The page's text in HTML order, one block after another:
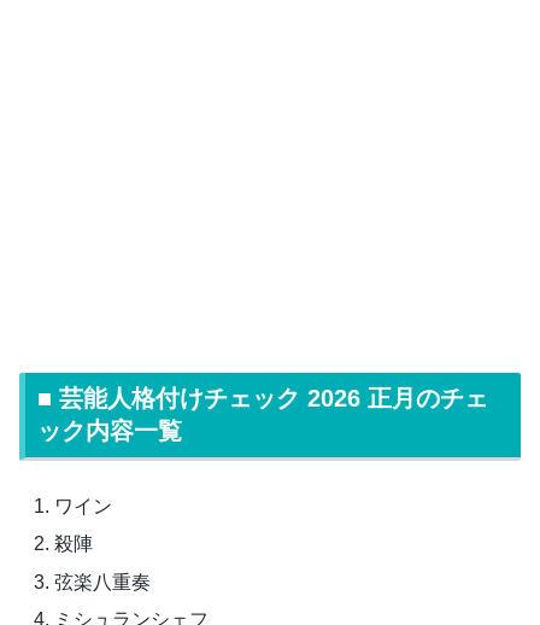
■ 芸能人格付けチェック 2026 正月のチェ
ック内容一覧
ワイン
殺陣
弦楽八重奏
ミシュランシェフ